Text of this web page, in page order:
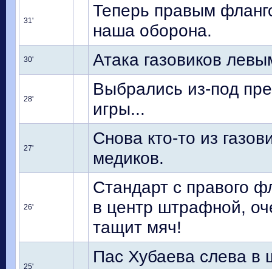
31'
Теперь правым
наша оборона.
30' Атака газовиков
28'
Выбрались из-под
игры...
27'
Снова кто-то из
медиков.
26'
Стандарт с правого
в центр штрафной,
тащит мяч!
25'
Пас Хубаева слева в